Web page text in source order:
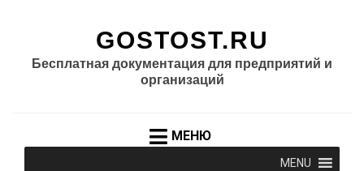
GOSTOST.RU
Бесплатная документация для предприятий и
организаций
МЕНЮ
MENU